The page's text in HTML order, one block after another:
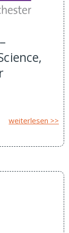
–
weiterlesen >>